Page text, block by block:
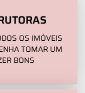
OS IMÓVEIS
TOMAR UM
BONS